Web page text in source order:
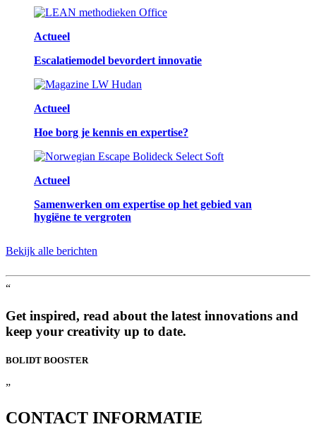
Actueel
Escalatiemodel bevordert innovatie
Actueel
Hoe borg je kennis en expertise?
Actueel
Samenwerken om expertise op het gebied van
hygiëne te vergroten
Bekijk alle berichten
“
Get inspired, read about the latest innovations and
keep your creativity up to date.
BOLIDT BOOSTER
”
CONTACT INFORMATIE